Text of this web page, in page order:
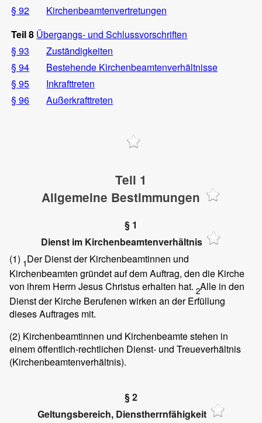
§ 92
Kirchenbeamtenvertretungen
Teil 8 Übergangs- und Schlussvorschriften
§ 93
Zuständigkeiten
§ 94
Bestehende Kirchenbeamtenverhältnisse
§ 95
Inkrafttreten
§ 96
Außerkrafttreten
Teil 1
Allgemeine Bestimmungen
§ 1
Dienst im Kirchenbeamtenverhältnis
(1) 1Der Dienst der Kirchenbeamtinnen und
Kirchenbeamten gründet auf dem Auftrag, den die Kirche
von ihrem Herrn Jesus Christus erhalten hat. 2Alle in den
Dienst der Kirche Berufenen wirken an der Erfüllung
dieses Auftrages mit.
(2) Kirchenbeamtinnen und Kirchenbeamte stehen in
einem öffentlich-rechtlichen Dienst- und Treueverhältnis
(Kirchenbeamtenverhältnis).
§ 2
Geltungsbereich, Dienstherrnfähigkeit